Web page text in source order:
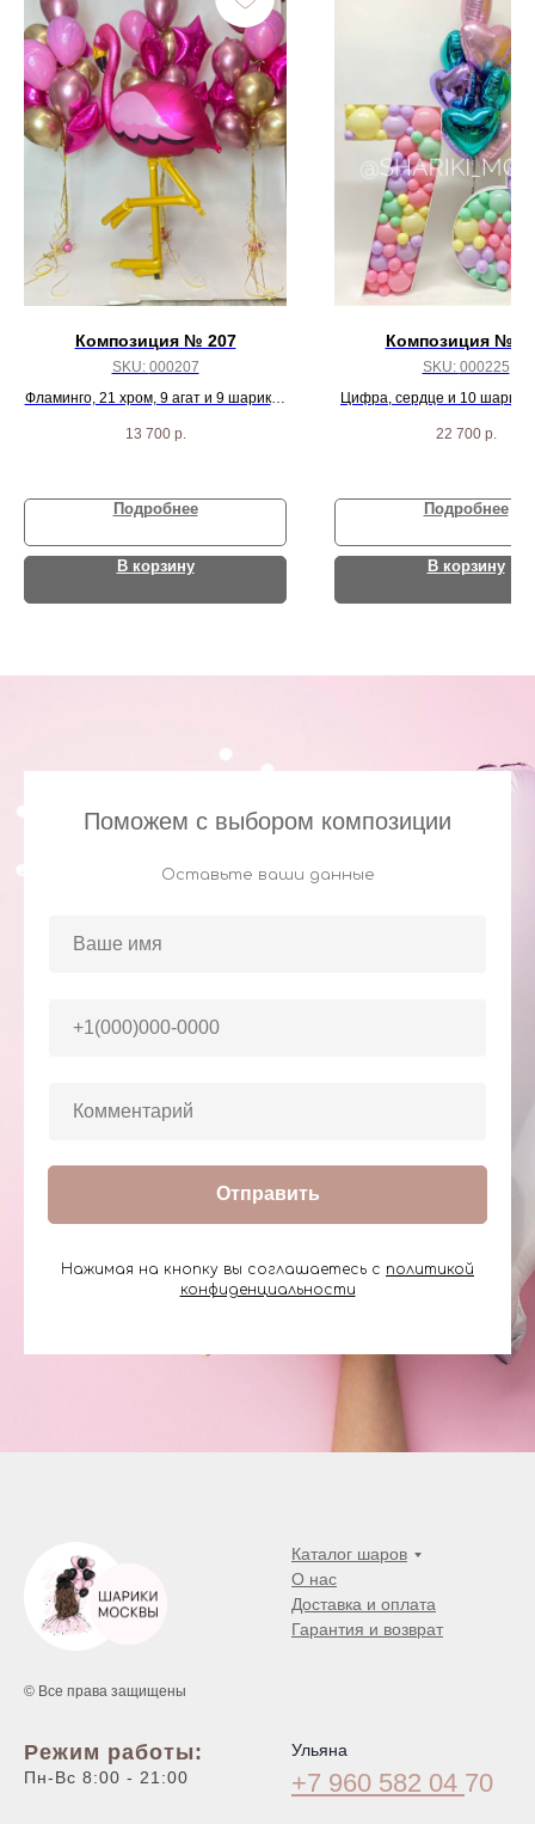
Композиция № 207
SKU: 000207
Фламинго, 21 хром, 9 агат и 9 шариков
13 700 р.
Подробнее
В корзину
Композиция №
SKU: 000225
Цифра, сердце и 10
22 700 р.
Подробнее
В корзину
Поможем с выбором композиции
Оставьте ваши данные
Отправить
Нажимая на кнопку вы соглашаетесь с политикой
конфиденциальности
© Все права защищены
Каталог шаров
О нас
Доставка и оплата
Гарантия и возврат
Режим работы:
Пн-Вс 8:00 - 21:00
Ульяна
+7 960 582 04 70